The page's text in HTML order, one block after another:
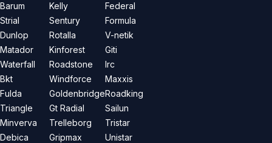
Barum
Strial
Dunlop
Matador
Waterfall
Bkt
Fulda
Triangle
Minverva
Debica
Kelly
Sentury
Rotalla
Kinforest
Roadstone
Windforce
Goldenbridge
Gt Radial
Trelleborg
Gripmax
Federal
Formula
V-netik
Giti
Irc
Maxxis
Roadking
Sailun
Tristar
Unistar